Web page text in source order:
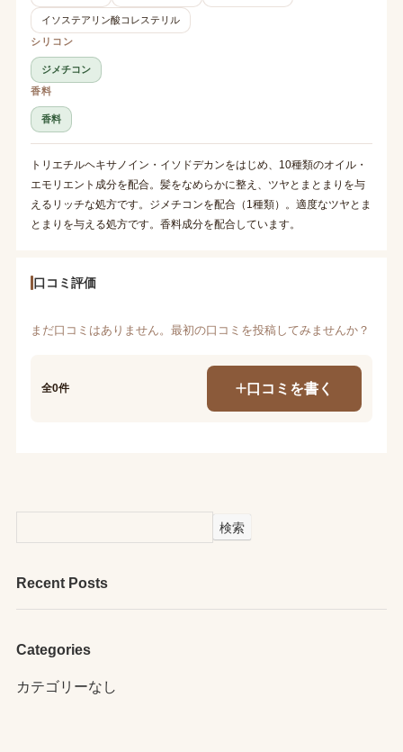
イソステアリン酸コレステリル
シリコン
ジメチコン
香料
香料
トリエチルヘキサノイン・イソドデカンをはじめ、10種類のオイル・
エモリエント成分を配合。髪をなめらかに整え、ツヤとまとまりを与
えるリッチな処方です。ジメチコンを配合（1種類）。適度なツヤとま
とまりを与える処方です。香料成分を配合しています。
口コミ評価
まだ口コミはありません。最初の口コミを投稿してみませんか？
全0件 口コミを書く
検索
Recent Posts
Categories
カテゴリーなし